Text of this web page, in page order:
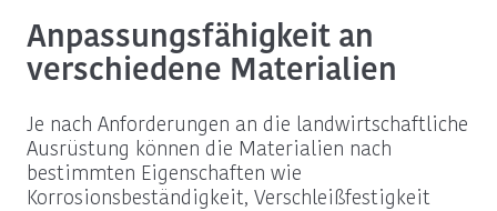
Anpassungsfähigkeit an
verschiedene Materialien
Je nach Anforderungen an die landwirtschaftliche
Ausrüstung können die Materialien nach
bestimmten Eigenschaften wie
Korrosionsbeständigkeit, Verschleißfestigkeit